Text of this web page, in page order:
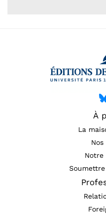
À
La
Notre